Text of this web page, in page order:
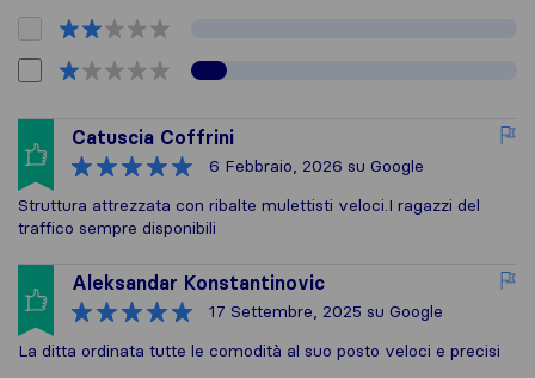
Catuscia Coffrini
6 Febbraio, 2026 su Google
Struttura attrezzata con ribalte mulettisti veloci.I ragazzi del
traffico sempre disponibili
Aleksandar Konstantinovic
17 Settembre, 2025 su Google
La ditta ordinata tutte le comodità al suo posto veloci e precisi